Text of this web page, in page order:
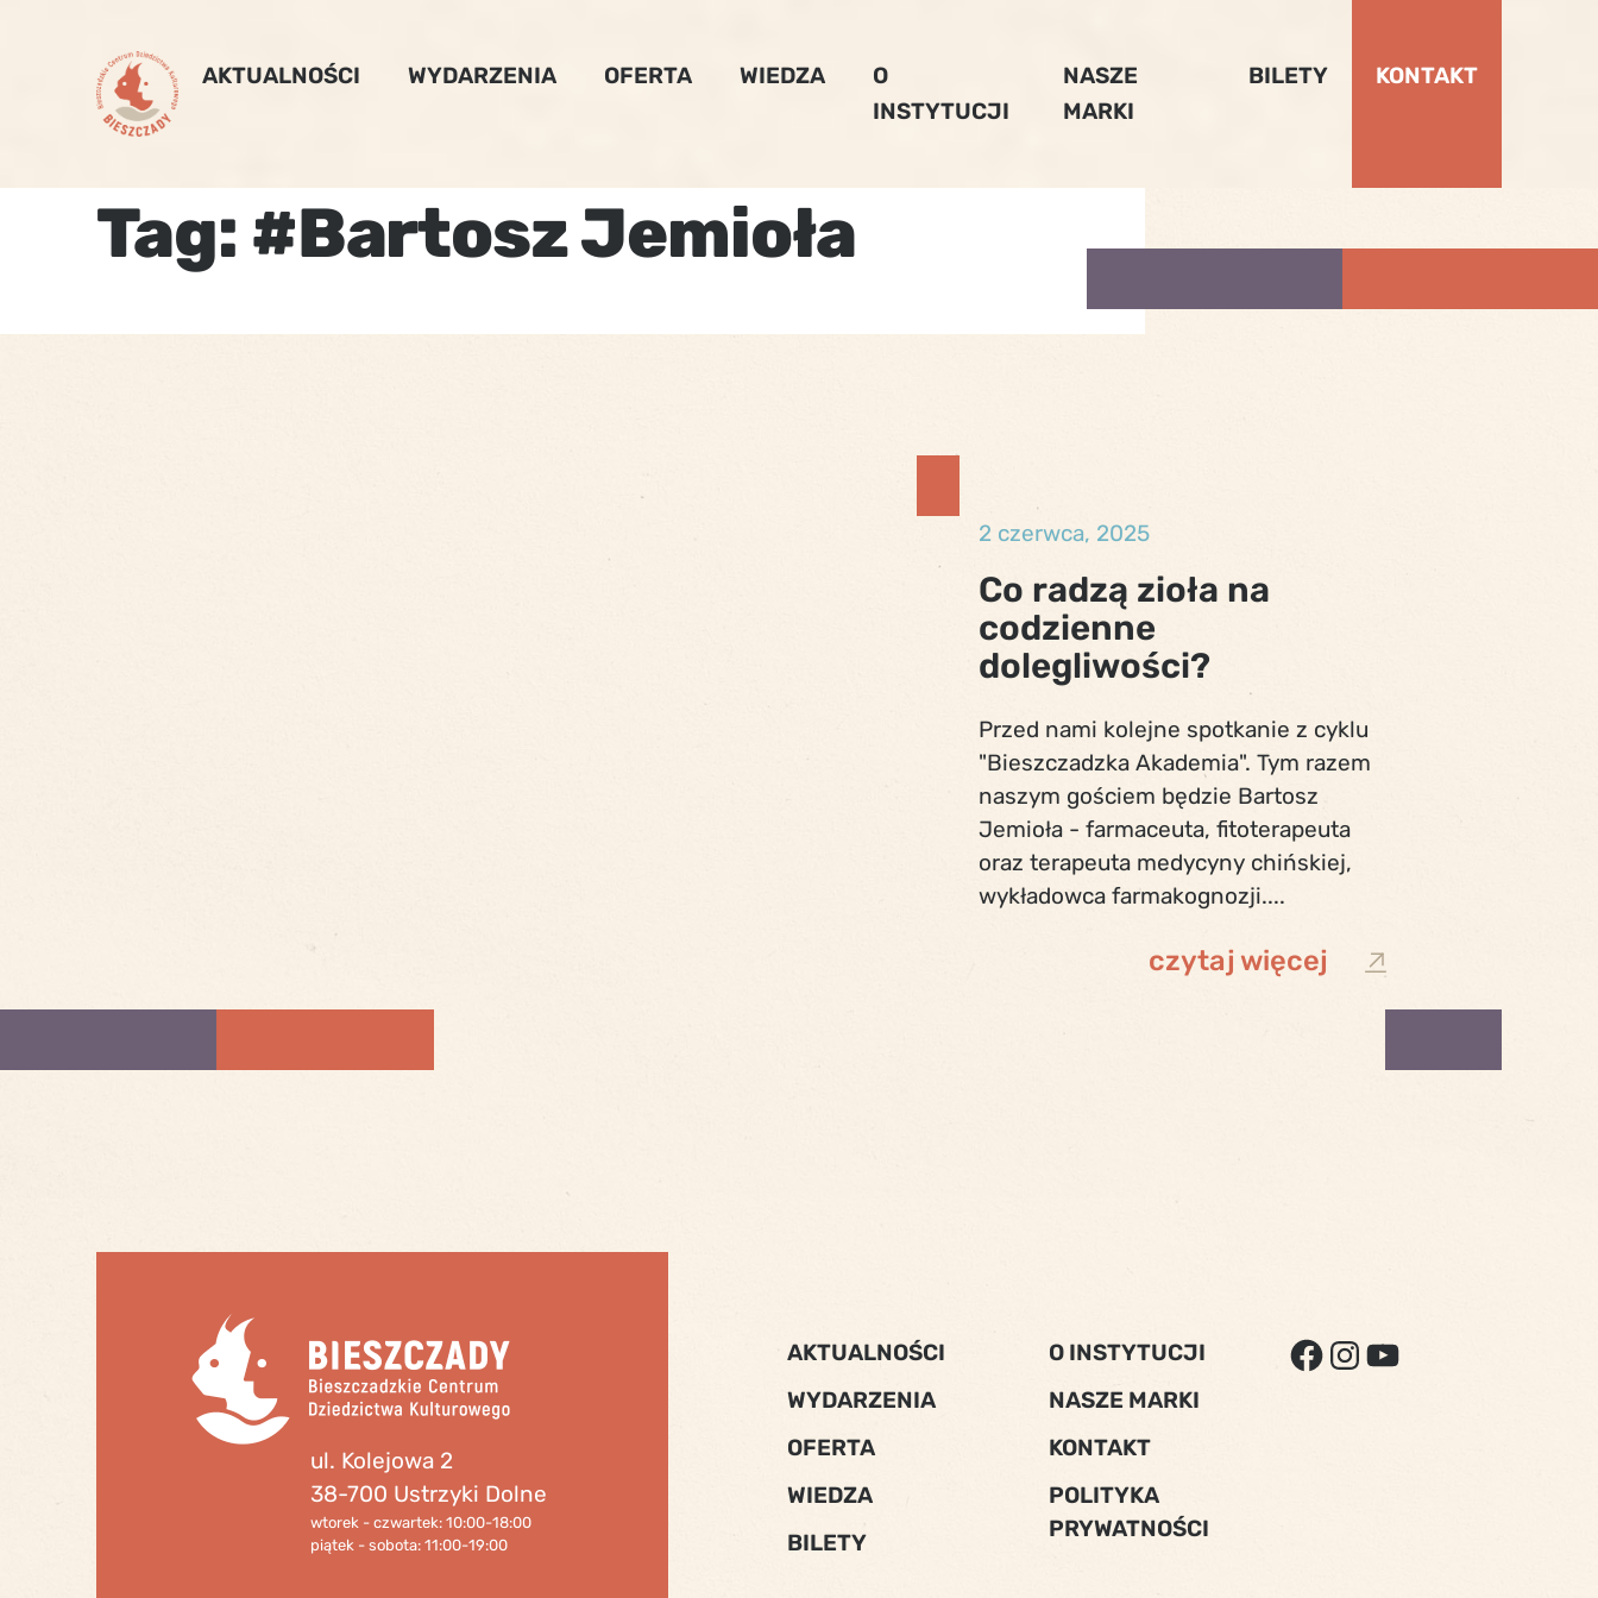
AKTUALNOŚCI WYDARZENIA OFERTA WIEDZA
O
INSTYTUCJI
NASZE
MARKI
BILETY KONTAKT
Tag: #Bartosz Jemioła
2 czerwca, 2025
Co radzą zioła na
codzienne
dolegliwości?
Przed nami kolejne spotkanie z cyklu
"Bieszczadzka Akademia". Tym razem
naszym gościem będzie Bartosz
Jemioła - farmaceuta, fitoterapeuta
oraz terapeuta medycyny chińskiej,
wykładowca farmakognozji....
czytaj więcej
ul. Kolejowa 2
38-700 Ustrzyki Dolne
wtorek - czwartek: 10:00-18:00
piątek - sobota: 11:00-19:00
AKTUALNOŚCI
WYDARZENIA
OFERTA
WIEDZA
BILETY
O INSTYTUCJI
NASZE MARKI
KONTAKT
POLITYKA
PRYWATNOŚCI
FACEBOOK
INSTAGRAM